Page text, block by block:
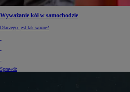
Wyważanie kół w samochodzie
Dlaczego jest tak ważne?
Sprawdź